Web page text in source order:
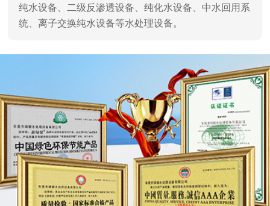
纯水设备、二级反渗透设备、纯化水设备、中水回用系
统、离子交换纯水设备等水处理设备。